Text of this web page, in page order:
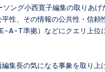
ソング小西寛子編集の取りあげ
性、その情報の公共性・信頼
A-T準拠）などにクエリ上位
集長の気になる事象を取り上